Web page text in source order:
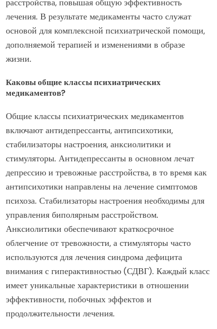
лечения. В результате медикаменты часто служат
основой для комплексной психиатрической помощи,
дополняемой терапией и изменениями в образе
жизни.
Каковы общие классы психиатрических
медикаментов?
Общие классы психиатрических медикаментов
включают антидепрессанты, антипсихотики,
стабилизаторы настроения, анксиолитики и
стимуляторы. Антидепрессанты в основном лечат
депрессию и тревожные расстройства, в то время как
антипсихотики направлены на лечение симптомов
психоза. Стабилизаторы настроения необходимы для
управления биполярным расстройством.
Анксиолитики обеспечивают краткосрочное
облегчение от тревожности, а стимуляторы часто
используются для лечения синдрома дефицита
внимания с гиперактивностью (СДВГ). Каждый класс
имеет уникальные характеристики в отношении
эффективности, побочных эффектов и
продолжительности лечения.